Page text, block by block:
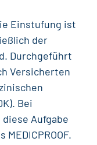
Einstufung ist
der
Durchgeführt
Versicherten
Bei
Aufgabe